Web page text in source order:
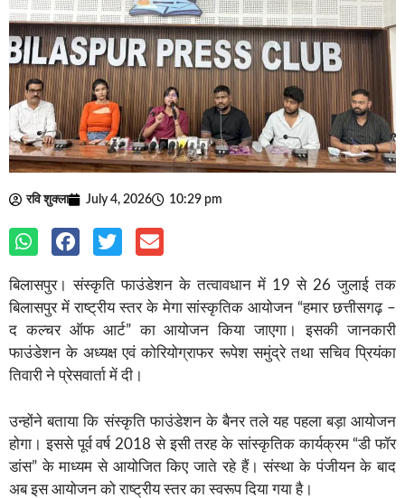
रवि शुक्ला July 4, 2026 10:29 pm
बिलासपुर। संस्कृति फाउंडेशन के तत्वावधान में 19 से 26 जुलाई तक
बिलासपुर में राष्ट्रीय स्तर के मेगा सांस्कृतिक आयोजन “हमार छत्तीसगढ़ –
द कल्चर ऑफ आर्ट” का आयोजन किया जाएगा। इसकी जानकारी
फाउंडेशन के अध्यक्ष एवं कोरियोग्राफर रूपेश समुंद्रे तथा सचिव प्रियंका
तिवारी ने प्रेसवार्ता में दी।
उन्होंने बताया कि संस्कृति फाउंडेशन के बैनर तले यह पहला बड़ा आयोजन
होगा। इससे पूर्व वर्ष 2018 से इसी तरह के सांस्कृतिक कार्यक्रम “डी फॉर
डांस” के माध्यम से आयोजित किए जाते रहे हैं। संस्था के पंजीयन के बाद
अब इस आयोजन को राष्ट्रीय स्तर का स्वरूप दिया गया है।